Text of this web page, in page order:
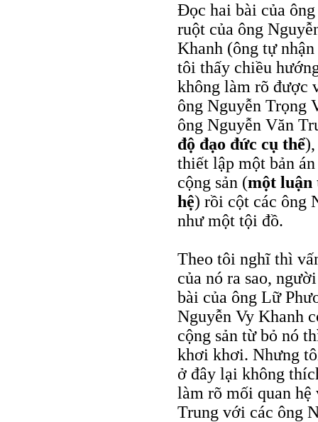
Đọc hai bài của
ruột của ông
Khanh (ông tự
tôi thấy chiều
không làm rõ được
ông Nguyễn Trọng
ông Nguyễn Văn
độ đạo đức cụ thể),
thiết lập một bản
cộng sản (một luận
hệ) rồi cột các ông
như một tội đồ.
Theo tôi nghĩ thì
của nó ra sao,
bài của ông Lữ
Nguyễn Vy Khanh
cộng sản từ bỏ nó
khơi khơi. Nhưng
ở đây lại không
làm rõ mối quan hệ
Trung với các ông